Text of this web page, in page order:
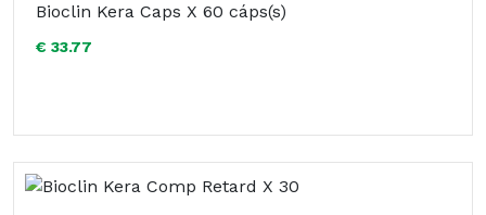
Bioclin Kera Caps X 60 cáps(s)
€ 33.77